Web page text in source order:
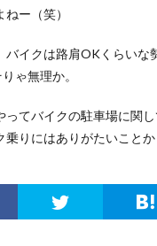
ー（笑）
バイクは路肩OKくらいな
ゃ無理か。
ってバイクの駐車場に関
乗りにはありがたいことか